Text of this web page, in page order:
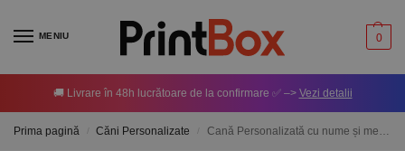
MENIU 0
🚚 Livrare în 48h lucrătoare de la confirmare ✅ –> Vezi detalii
Prima pagină Căni Personalizate Cană Personalizată cu nume și mesaj – Tată Fiică